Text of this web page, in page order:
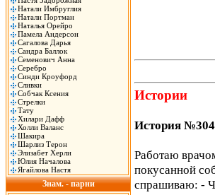
Натали Имбруглия
Натали Портман
Наталья Орейро
Памела Андерсон
Сагалова Дарья
Сандра Баллок
Семенович Анна
Серебро
Синди Кроуфорд
Сливки
Собчак Ксения
Стрелки
Тату
Хилари Дафф
Холли Валанс
Шакира
Шарлиз Терон
Элизабет Херли
Юлия Началова
Ягайлова Настя
Знам. - парни
Истории
История №304
Работаю
покусанной
спрашиваю: -